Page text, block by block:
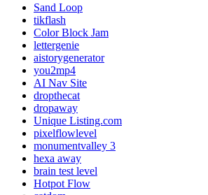
Sand Loop
tikflash
Color Block Jam
lettergenie
aistorygenerator
you2mp4
AI Nav Site
dropthecat
dropaway
Unique Listing.com
pixelflowlevel
monumentvalley 3
hexa away
brain test level
Hotpot Flow